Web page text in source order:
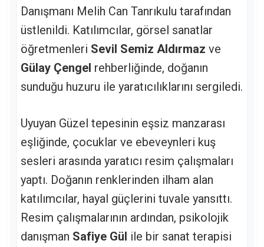
Danışmanı Melih Can Tanrıkulu tarafından
üstlenildi. Katılımcılar, görsel sanatlar
öğretmenleri Sevil Semiz Aldırmaz ve
Gülay Çengel rehberliğinde, doğanın
sunduğu huzuru ile yaratıcılıklarını sergiledi.
Uyuyan Güzel tepesinin eşsiz manzarası
eşliğinde, çocuklar ve ebeveynleri kuş
sesleri arasında yaratıcı resim çalışmaları
yaptı. Doğanın renklerinden ilham alan
katılımcılar, hayal güçlerini tuvale yansıttı.
Resim çalışmalarının ardından, psikolojik
danışman Safiye Gül ile bir sanat terapisi